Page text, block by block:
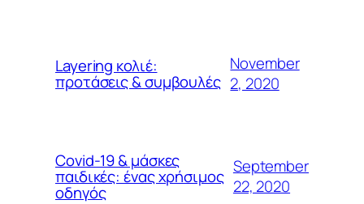
Layering κολιέ:
προτάσεις & συμβουλές
November
2, 2020
Covid-19 & μάσκες
παιδικές: ένας χρήσιμος
οδηγός
September
22, 2020